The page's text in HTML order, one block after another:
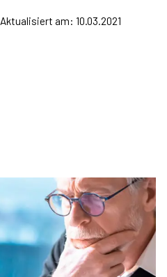
Aktualisiert am: 10.03.2021